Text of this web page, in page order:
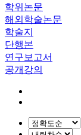
학위논문
해외학술논문
학술지
단행본
연구보고서
공개강의